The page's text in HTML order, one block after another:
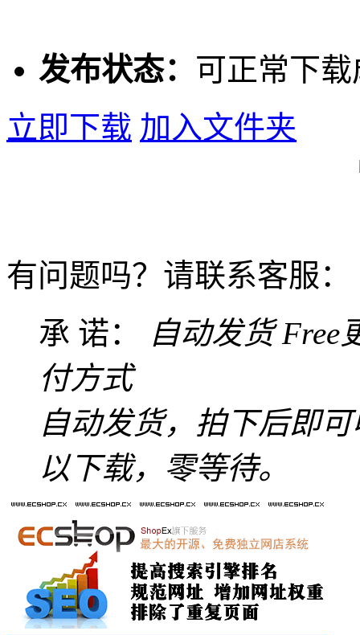
发布状态： 可正常下
立即下载 加入文件夹
有问题吗？请联系客服：
承 诺：
自动发货 Free
付方式
自动发货，拍下后即
以下载，零等待。